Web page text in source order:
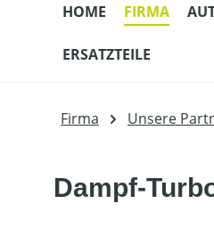
HOME FIRMA
ERSATZTEILE
Firma Unsere
Dampf-